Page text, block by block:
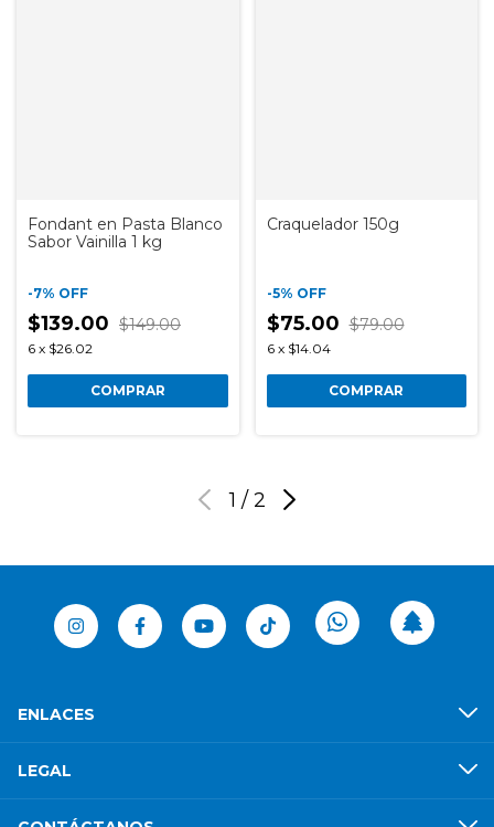
Fondant en Pasta Blanco
Sabor Vainilla 1 kg
-7% OFF
$139.00 $149.00
6 x $26.02
COMPRAR
Craquelador 150g
-5% OFF
$75.00 $79.00
6 x $14.04
COMPRAR
1 / 2
ENLACES
LEGAL